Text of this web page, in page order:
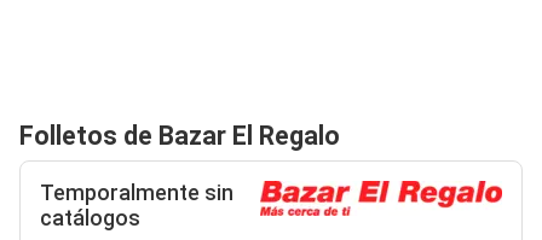
Folletos de Bazar El Regalo
Temporalmente sin
catálogos